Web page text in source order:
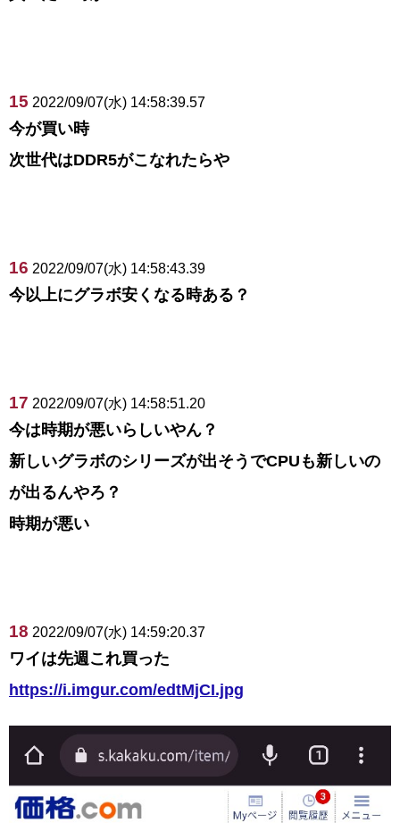
15 2022/09/07(水) 14:58:39.57
今が買い時
次世代はDDR5がこなれたらや
16 2022/09/07(水) 14:58:43.39
今以上にグラボ安くなる時ある？
17 2022/09/07(水) 14:58:51.20
今は時期が悪いらしいやん？
新しいグラボのシリーズが出そうでCPUも新しいの
が出るんやろ？
時期が悪い
18 2022/09/07(水) 14:59:20.37
ワイは先週これ買った
https://i.imgur.com/edtMjCI.jpg